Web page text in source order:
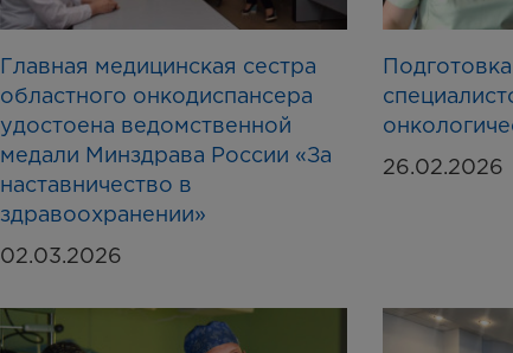
Главная медицинская сестра
областного онкодиспансера
удостоена ведомственной
медали Минздрава России «За
наставничество в
здравоохранении»
02.03.2026
26.02.2026